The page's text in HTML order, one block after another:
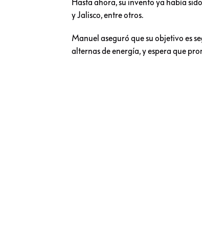
Hasta ahora, su invento ya había
y Jalisco, entre otros.
Manuel aseguró que su objetivo es
alternas de energía, y espera que